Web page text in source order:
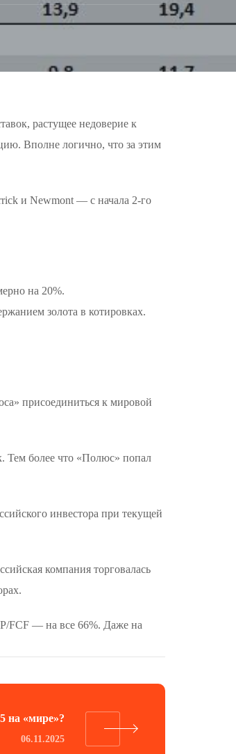
растущее недоверие к
Вполне логично, что за этим
и Newmont — с начала 2-го
на 20%.
золота в котировках.
присоединиться к мировой
Тем более что «Полюс» попал
инвестора при текущей
компания торговалась
FCF — на все 66%. Даже на
на «мире»?
06.11.2025